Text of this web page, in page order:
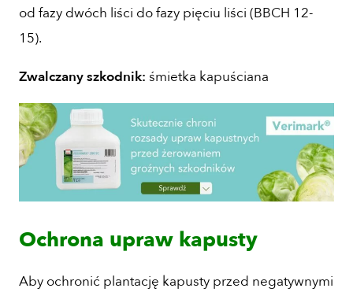
od fazy dwóch liści do fazy pięciu liści (BBCH 12-
15).
Zwalczany szkodnik: śmietka kapuściana
Ochrona upraw kapusty
Aby ochronić plantację kapusty przed negatywnymi